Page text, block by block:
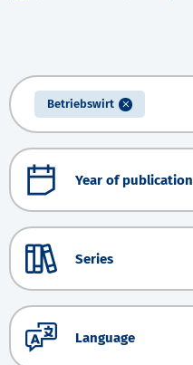
Betriebswirt
Year of publication
Series
Language